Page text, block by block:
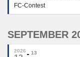
FC-Contest
SEPTEMBER
2026 13